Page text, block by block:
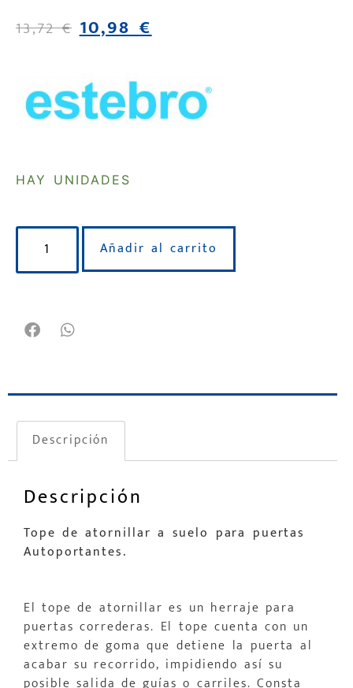
13,72€ 10,98€
HAY UNIDADES
Añadir al carrito
Descripción
Descripción
Tope de atornillar a suelo para puertas
Autoportantes.
El tope de atornillar es un herraje para
puertas correderas. El tope cuenta con un
extremo de goma que detiene la puerta al
acabar su recorrido, impidiendo así su
posible salida de guías o carriles. Consta